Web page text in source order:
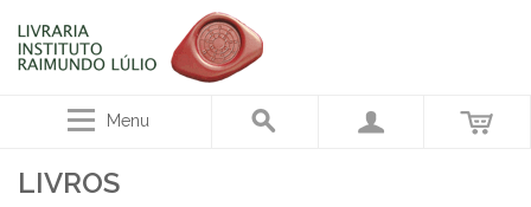
Menu
LIVROS